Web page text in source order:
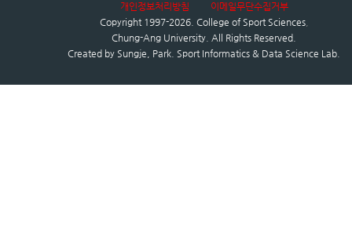
개인정보처리방침
이메일무단수집거부
Copyright 1997-2026. College of Sport Sciences,
Chung-Ang University. All Rights Reserved.
Created by Sungje, Park. Sport Informatics & Data Science Lab.